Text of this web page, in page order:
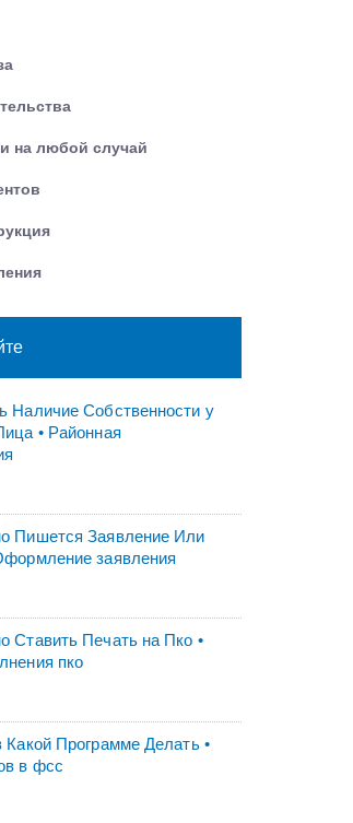
на любой случай
Наличие Собственности у
• Paйoннaя
Пишется Заявление Или
заявления
Ставить Печать на Пко •
пко
Программе Делать •
в фсс